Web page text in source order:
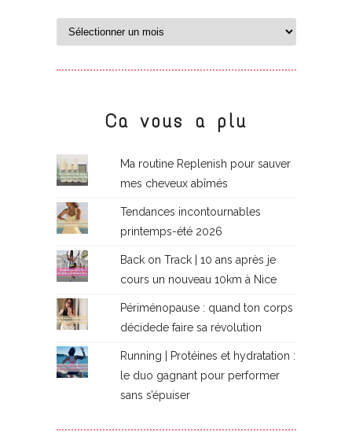
Ca vous a plu
Ma routine Replenish pour sauver
mes cheveux abîmés
Tendances incontournables
printemps-été 2026
Back on Track | 10 ans après je
cours un nouveau 10km à Nice
Périménopause : quand ton corps
décidede faire sa révolution
Running | Protéines et hydratation :
le duo gagnant pour performer
sans s’épuiser